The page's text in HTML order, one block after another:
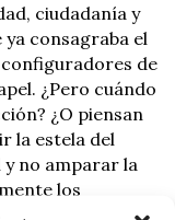
ciudadanía y
consagraba el
de
¿Pero cuándo
¿O piensan
la estela del
no amparar la
los